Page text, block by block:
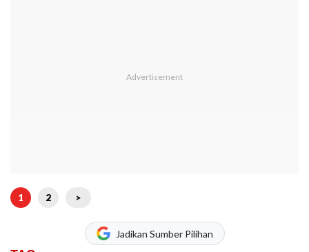
1 2 >
Jadikan Sumber Pilihan